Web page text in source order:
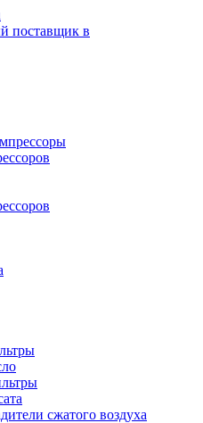
сжатого воздуха